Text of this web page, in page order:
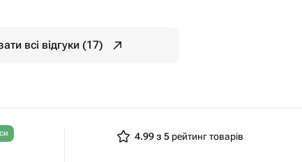
всі відгуки (17)
4.99 з 5 рейтинг товарів